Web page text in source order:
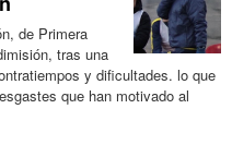
de Primera
tras una
y dificultades. lo que
que han motivado al